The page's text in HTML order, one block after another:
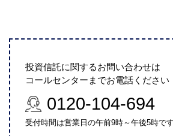
投資信託に関するお問い合わせは
コールセンターまでお電話ください
0120-104-694
受付時間は営業日の午前9時～午後5時です